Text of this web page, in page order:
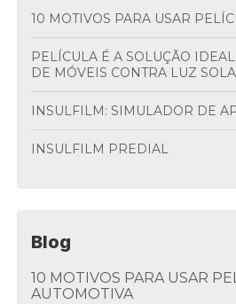
10 MOTIVOS PARA USAR
PELÍCULA É A SOLUÇÃO IDEAL PARA PROTEÇÃO
DE MÓVEIS CONTRA LUZ
INSULFILM: SIMULADOR DE
INSULFILM PREDIAL
Blog
10 MOTIVOS PARA USAR PELÍCULA
AUTOMOTIVA